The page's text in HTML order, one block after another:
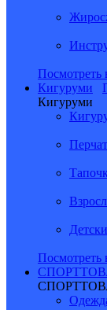
Посмотреть
Кигуруми
Кигуруми
Посмотреть